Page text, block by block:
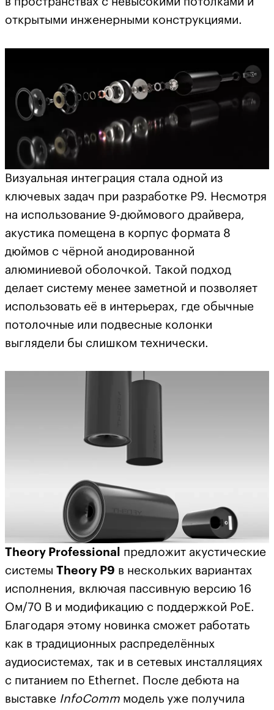
открытыми инженерными конструкциями.
Визуальная интеграция стала одной из
ключевых задач при разработке P9. Несмотря
на использование 9-дюймового драйвера,
акустика помещена в корпус формата 8
дюймов с чёрной анодированной
алюминиевой оболочкой. Такой подход
делает систему менее заметной и позволяет
использовать её в интерьерах, где обычные
потолочные или подвесные колонки
выглядели бы слишком технически.
Theory Professional
предложит акустические
системы Theory P9 в нескольких вариантах
исполнения, включая пассивную версию 16
Ом/70 В и модификацию с поддержкой PoE.
Благодаря этому новинка сможет работать
как в традиционных распределённых
аудиосистемах, так и в сетевых инсталляциях
с питанием по Ethernet. После дебюта на
выставке InfoComm модель уже получила